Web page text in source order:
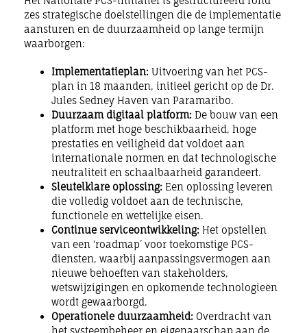
zes strategische doelstellingen die de implementatie
aansturen en de duurzaamheid op lange termijn
waarborgen:
Implementatieplan: Uitvoering van het PCS-
plan in 18 maanden, initieel gericht op de Dr.
Jules Sedney Haven van Paramaribo.
Duurzaam digitaal platform: De bouw van een
platform met hoge beschikbaarheid, hoge
prestaties en veiligheid dat voldoet aan
internationale normen en dat technologische
neutraliteit en schaalbaarheid garandeert.
Sleutelklare oplossing: Een oplossing leveren
die volledig voldoet aan de technische,
functionele en wettelijke eisen.
Continue serviceontwikkeling: Het opstellen
van een ‘roadmap’ voor toekomstige PCS-
diensten, waarbij aanpassingsvermogen aan
nieuwe behoeften van stakeholders,
wetswijzigingen en opkomende technologieën
wordt gewaarborgd.
Operationele duurzaamheid: Overdracht van
het systeembeheer en eigenaarschap aan de